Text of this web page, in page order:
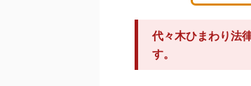
代々木ひまわり法
す。